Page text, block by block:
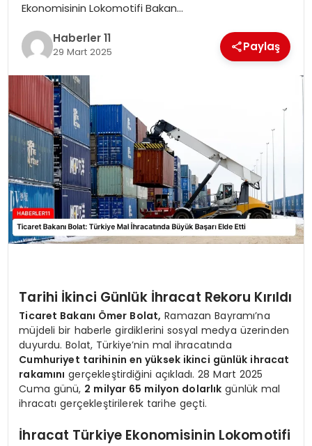
Ekonomisinin Lokomotifi Bakan…
Haberler 11
29 Mart 2025 Paylaş
Tarihi İkinci Günlük İhracat Rekoru Kırıldı
Ticaret Bakanı Ömer Bolat, Ramazan Bayramı’na
müjdeli bir haberle girdiklerini sosyal medya üzerinden
duyurdu. Bolat, Türkiye’nin mal ihracatında
Cumhuriyet tarihinin en yüksek ikinci günlük ihracat
rakamını gerçekleştirdiğini açıkladı. 28 Mart 2025
Cuma günü, 2 milyar 65 milyon dolarlık günlük mal
ihracatı gerçekleştirilerek tarihe geçti.
İhracat Türkiye Ekonomisinin Lokomotifi